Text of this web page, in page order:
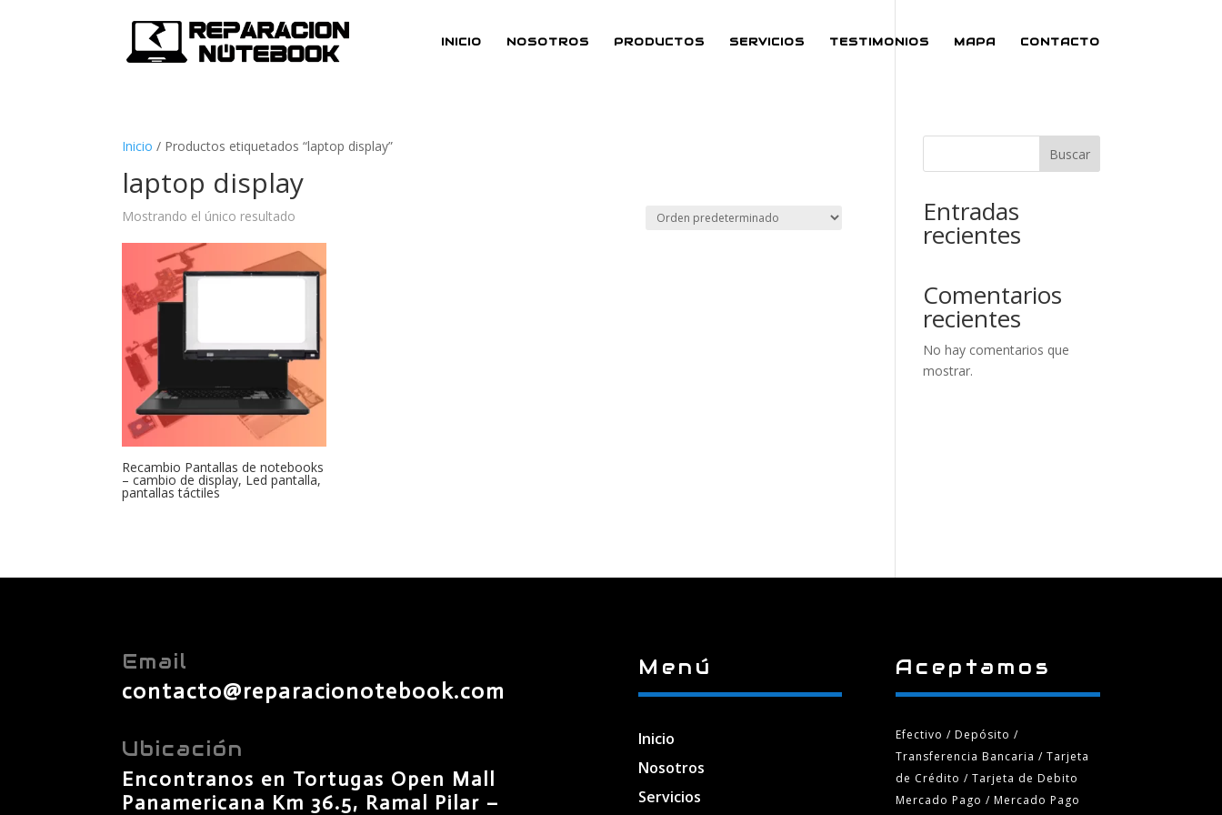
INICIO NOSOTROS PRODUCTOS SERVICIOS TESTIMONIOS MAPA CONTACTO
Inicio / Productos etiquetados “laptop display”
laptop display
Mostrando el único resultado
Recambio Pantallas de notebooks
– cambio de display, Led pantalla,
pantallas táctiles
Buscar
Entradas
recientes
Comentarios
recientes
No hay comentarios que
mostrar.
Email
contacto@reparacionotebook.com
Ubicación
Encontranos en Tortugas Open Mall
Panamericana Km 36.5, Ramal Pilar –
Menú
Inicio
Nosotros
Servicios
Aceptamos
Efectivo / Depósito /
Transferencia Bancaria/ Tarjeta
de Crédito / Tarjeta de Debito
Mercado Pago / Mercado Pago